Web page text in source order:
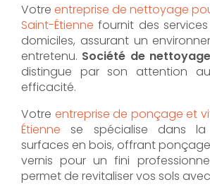
Votre entreprise de nettoyage
Saint-Étienne fournit des
domiciles, assurant un
entretenu. Société de
distingue par son attention
efficacité.
Votre entreprise de ponçage et
Étienne se spécialise dans
surfaces en bois, offrant
vernis pour un fini
permet de revitaliser vos sols